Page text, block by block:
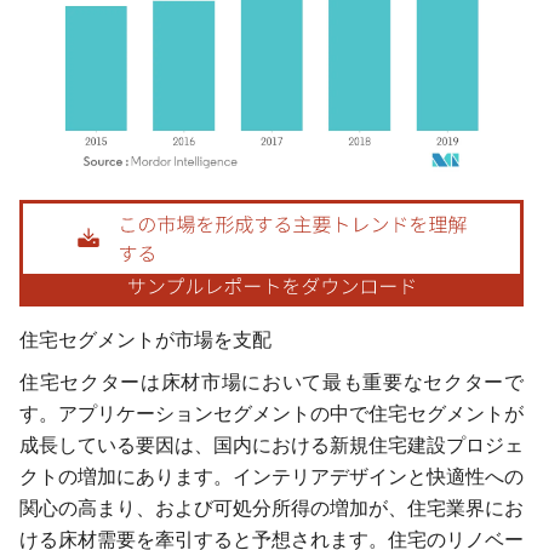
画像 © Mordor Intelligence。再利用にはCC BY 4.0の表示が必要です。
住宅セグメントが市場を支配
住宅セクターは床材市場において最も重要なセクターで
す。アプリケーションセグメントの中で住宅セグメントが
成長している要因は、国内における新規住宅建設プロジェ
クトの増加にあります。インテリアデザインと快適性への
関心の高まり、および可処分所得の増加が、住宅業界にお
ける床材需要を牽引すると予想されます。住宅のリノベー